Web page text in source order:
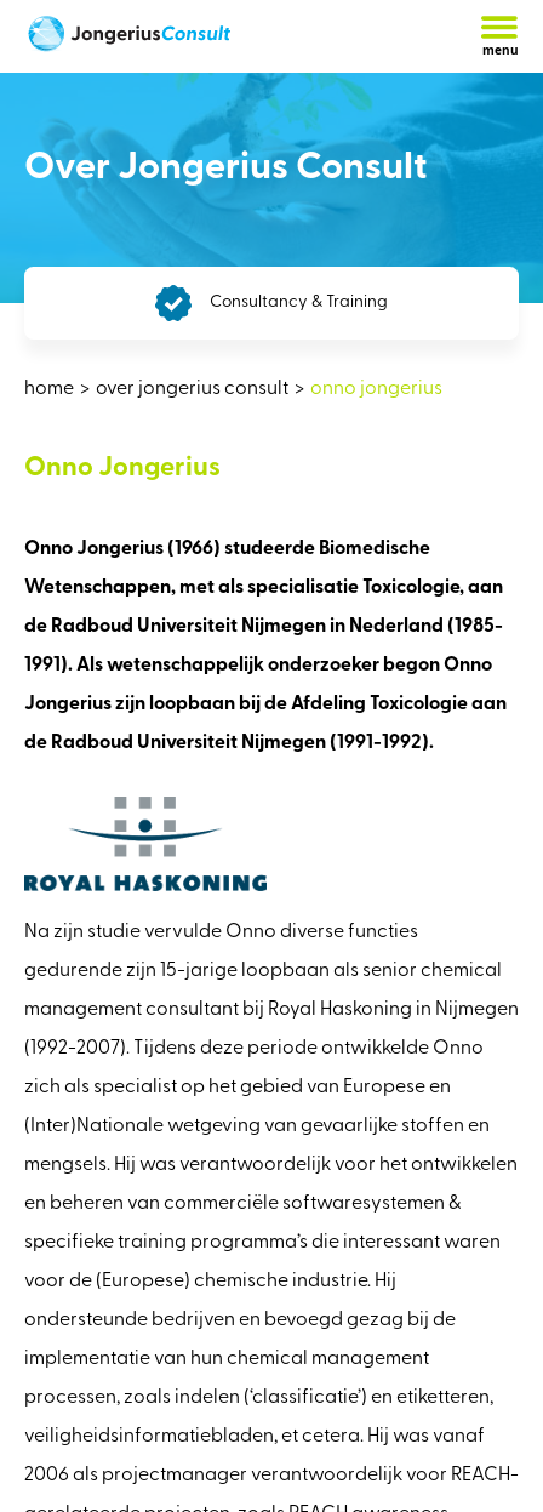
menu
Over Jongerius Consult
Consultancy & Training
home over jongerius consult onno jongerius
Onno Jongerius
Onno Jongerius (1966) studeerde Biomedische
Wetenschappen, met als specialisatie Toxicologie, aan
de Radboud Universiteit Nijmegen in Nederland (1985-
1991). Als wetenschappelijk onderzoeker begon Onno
Jongerius zijn loopbaan bij de Afdeling Toxicologie aan
de Radboud Universiteit Nijmegen (1991-1992).
Na zijn studie vervulde Onno diverse functies
gedurende zijn 15-jarige loopbaan als senior chemical
management consultant bij Royal Haskoning in Nijmegen
(1992-2007). Tijdens deze periode ontwikkelde Onno
zich als specialist op het gebied van Europese en
(Inter)Nationale wetgeving van gevaarlijke stoffen en
mengsels. Hij was verantwoordelijk voor het ontwikkelen
en beheren van commerciële softwaresystemen &
specifieke training programma’s die interessant waren
voor de (Europese) chemische industrie. Hij
ondersteunde bedrijven en bevoegd gezag bij de
implementatie van hun chemical management
processen, zoals indelen (‘classificatie’) en etiketteren,
veiligheidsinformatiebladen, et cetera. Hij was vanaf
2006 als projectmanager verantwoordelijk voor REACH-